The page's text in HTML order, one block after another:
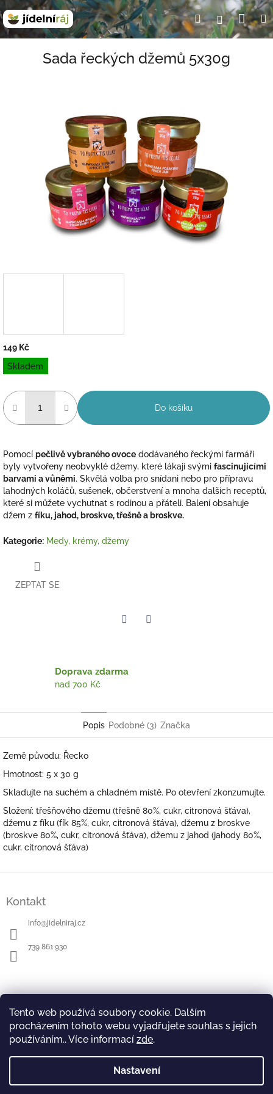
Tento web používá soubory cookie. Dalším
procházením tohoto webu vyjadřujete souhlas s jejich
používáním.. Více informací zde.
Nastavení
na
obsah
HledatPřihlášení
Sada řeckých džemů 5x30g
149 Kč
Měrná
cena:
Skladem
Do košíku
Pomocí pečlivě vybraného ovoce dodávaného řeckými farmáři
byly vytvořeny neobvyklé džemy, které lákají svými fascinujícími
barvami a vůněmi. Skvělá volba pro snídani nebo pro přípravu
lahodných koláčů, sušenek, občerstvení a mnoha dalších receptů,
které si můžete vychutnat s rodinou a přáteli. Balení obsahuje
džem z fíku, jahod, broskve, třešně a broskve.
Kategorie: Medy, krémy, džemy
ZEPTAT SE
Doprava zdarma
nad 700 Kč
Popis Podobné (3) Značka
Země původu: Řecko
Hmotnost: 5 x 30 g
Skladujte na suchém a chladném místě. Po otevření zkonzumujte.
Složení: třešňového džemu (třešně 80%, cukr, citronová šťáva),
džemu z fíku (fík 85%, cukr, citronová šťáva), džemu z broskve
(broskve 80%, cukr, citronová šťáva), džemu z jahod (jahody 80%,
cukr, citronová šťáva)
Kontakt
info@jidelniraj.cz
739 861 930
Náš příběh
Doprava, platba a balení zboží